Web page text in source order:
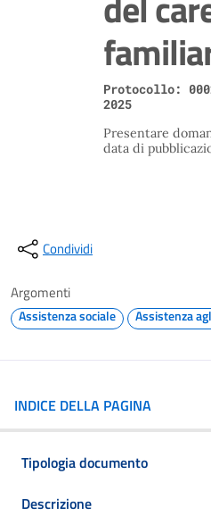
Protocollo:
2025
Presentare
data di
Condividi
Argomenti
Assistenza sociale Assistenza
INDICE DELLA PAGINA
Tipologia documento
Descrizione